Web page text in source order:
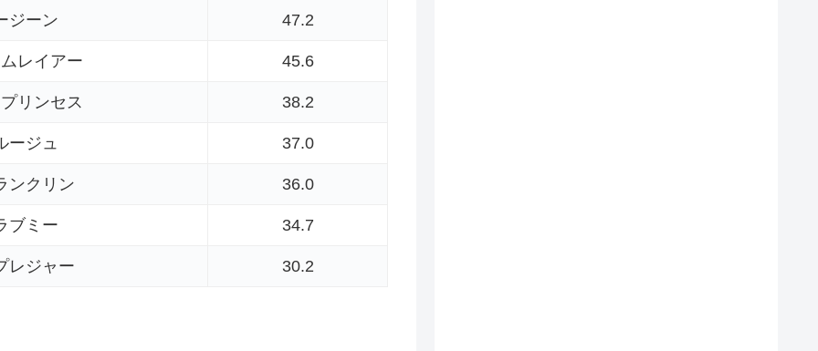
ジーン 47.2
レイアー 45.6
リンセス 38.2
ージュ 37.0
ンクリン 36.0
ブミー 34.7
レジャー 30.2